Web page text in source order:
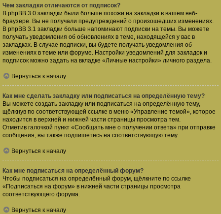
Чем закладки отличаются от подписок?
В phpBB 3.0 закладки были больше похожи на закладки в вашем веб-
браузере. Вы не получали предупреждений о произошедших изменениях.
В phpBB 3.1 закладки больше напоминают подписки на темы. Вы можете
получать уведомления об обновлениях в теме, находящейся у вас в
закладках. В случае подписки, вы будете получать уведомления об
изменениях в теме или форуме. Настройки уведомлений для закладок и
подписок можно задать на вкладке «Личные настройки» личного раздела.
Вернуться к началу
Как мне сделать закладку или подписаться на определённую тему?
Вы можете создать закладку или подписаться на определённую тему,
щёлкнув по соответствующей ссылке в меню «Управление темой», которое
находится в верхней и нижней части страницы просмотра тем.
Отметив галочкой пункт «Сообщать мне о получении ответа» при отправке
сообщения, вы также подпишетесь на соответствующую тему.
Вернуться к началу
Как мне подписаться на определённый форум?
Чтобы подписаться на определённый форум, щёлкните по ссылке
«Подписаться на форум» в нижней части страницы просмотра
соответствующего форума.
Вернуться к началу